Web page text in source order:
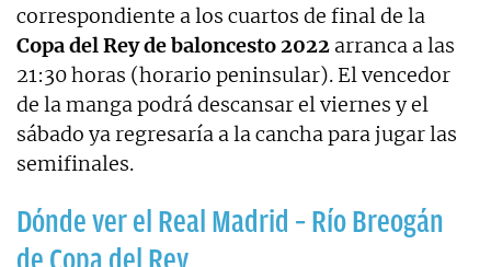
correspondiente a los cuartos de final de la
Copa del Rey de baloncesto 2022 arranca a las
21:30 horas (horario peninsular). El vencedor
de la manga podrá descansar el viernes y el
sábado ya regresaría a la cancha para jugar las
semifinales.
Dónde ver el Real Madrid – Río Breogán
de Copa del Rey